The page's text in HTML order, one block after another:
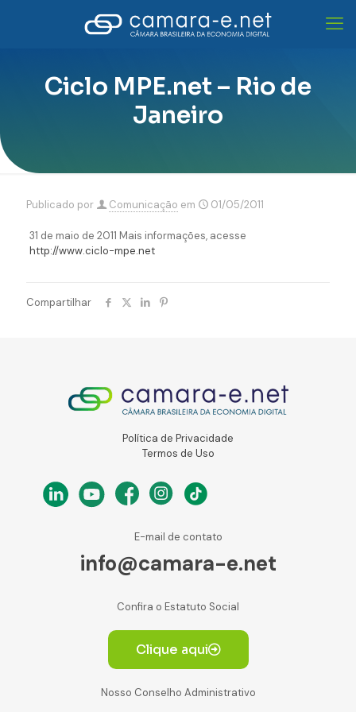
Ciclo MPE.net – Rio de
Janeiro
Publicado por Comunicação em 01/05/2011
31 de maio de 2011 Mais informações, acesse
http://www.ciclo-mpe.net
Compartilhar
Política de Privacidade
Termos de Uso
E-mail de contato
info@camara-e.net
Confira o Estatuto Social
Clique aqui
Nosso Conselho Administrativo